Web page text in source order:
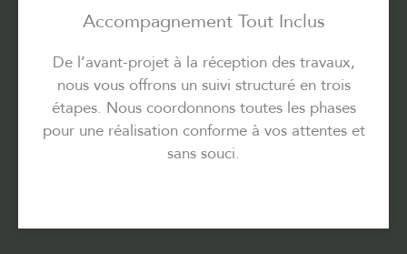
Accompagnement Tout Inclus
De l’avant-projet à la réception des travaux,
nous vous offrons un suivi structuré en trois
étapes. Nous coordonnons toutes les phases
pour une réalisation conforme à vos attentes et
sans souci.